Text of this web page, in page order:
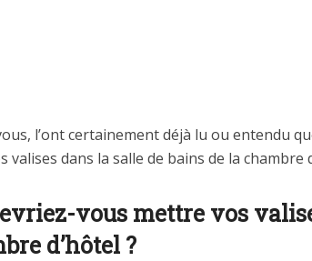
l’ont certainement déjà lu ou entendu
valises dans la salle de bains de la chambre
vous mettre vos
d’hôtel ?